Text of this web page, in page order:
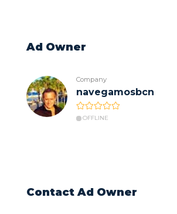
Ad Owner
Company
navegamosbcn
OFFLINE
Contact Ad Owner